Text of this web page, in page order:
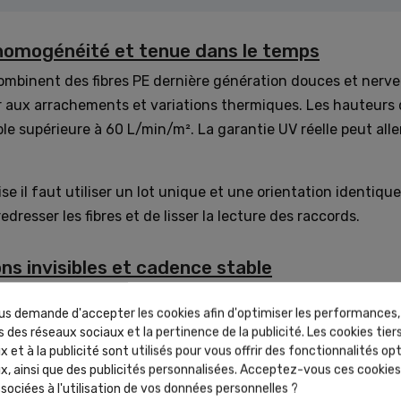
et tenue dans le temps
des fibres PE dernière génération douces et
arrachements et variations thermiques. Les hauteurs
supérieure à 60 L/min/m². La garantie UV réelle peut
il faut utiliser un lot unique et une orientation identique
les fibres et de lisser la lecture des raccords.
invisibles et cadence stable
standardisé avec les mêmes bandes et colles et outils
l’équipe en limitant le SAV. La base minimale
dans la plage 10 à 25 °C avec une pression linéaire
dans la rubriqueaccessoires de pose professionnels
demande d'accepter les cookies afin d'optimiser les performances,
réseaux sociaux et la pertinence de la publicité. Les cookies
et à la publicité sont utilisés pour vous offrir des fonctionnalités
ainsi que des publicités personnalisées. Acceptez-vous ces
à l'utilisation de vos données personnelles ?